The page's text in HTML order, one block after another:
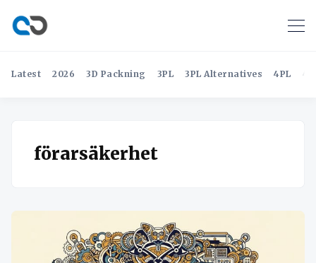
Latest 2026 3D Packning 3PL 3PL Alternatives 4PL
förarsäkerhet